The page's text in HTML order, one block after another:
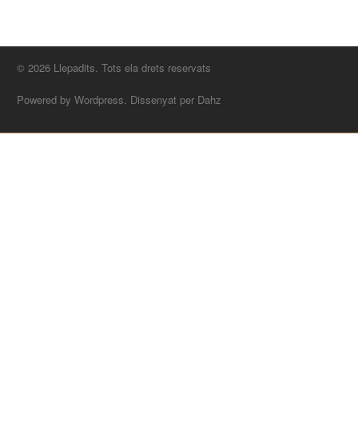
© 2026 Llepadits. Tots ela drets reservats
Powered by Wordpress. Dissenyat per Dahz